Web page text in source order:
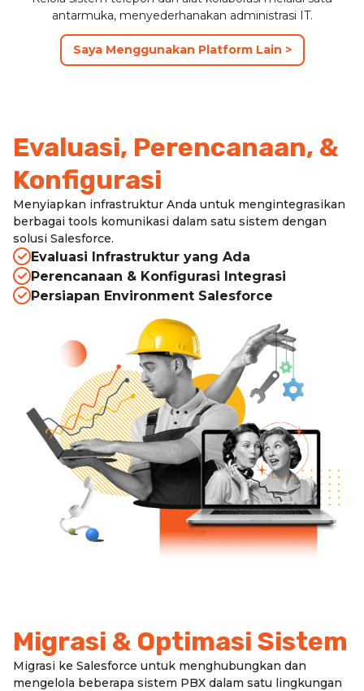
antarmuka, menyederhanakan administrasi IT.
Saya Menggunakan Platform Lain >
Evaluasi, Perencanaan, &
Konfigurasi
Menyiapkan infrastruktur Anda untuk mengintegrasikan
berbagai tools komunikasi dalam satu sistem dengan
solusi Salesforce.
Evaluasi Infrastruktur yang Ada
Perencanaan & Konfigurasi Integrasi
Persiapan Environment Salesforce
Migrasi & Optimasi Sistem
Migrasi ke Salesforce untuk menghubungkan dan
mengelola beberapa sistem PBX dalam satu lingkungan